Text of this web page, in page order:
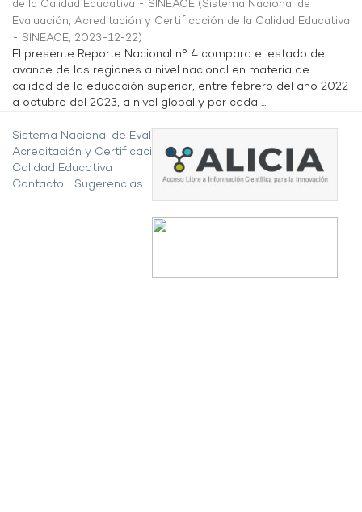
de la Calidad Educativa - SINEACE (Sistema Nacional de
Evaluación, Acreditación y Certificación de la Calidad Educativa
- SINEACE, 2023-12-22)
El presente Reporte Nacional n° 4 compara el estado de
avance de las regiones a nivel nacional en materia de
calidad de la educación superior, entre febrero del año 2022
a octubre del 2023, a nivel global y por cada ...
Sistema Nacional de Evaluación,
Acreditación y Certificación de la
Calidad Educativa
Contacto
Sugerencias